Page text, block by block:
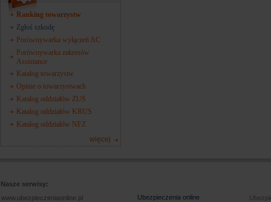
Ranking towarzystw
Zgłoś szkodę
Porównywarka wyłączeń AC
Porównywarka zakresów
Assistance
Katalog towarzystw
Opinie o towarzystwach
Katalog oddziałów ZUS
Katalog oddziałów KRUS
Katalog oddziałów NFZ
więcej
Nasze serwisy:
www.ubezpieczeniaonline.pl
Ubezpieczenia online